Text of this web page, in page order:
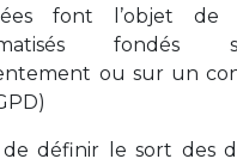
font l’objet de
ou sur un
définir le sort des